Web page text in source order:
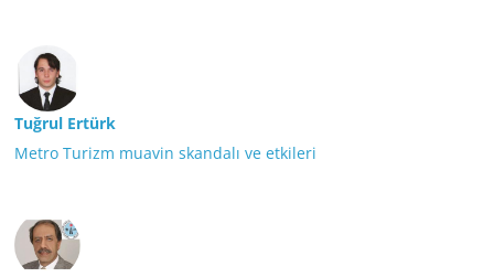
Tuğrul Ertürk
Metro Turizm muavin skandalı ve etkileri